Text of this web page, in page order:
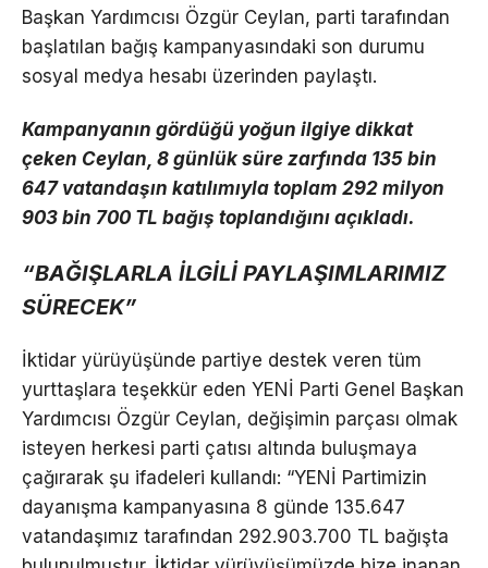
Başkan Yardımcısı Özgür Ceylan, parti tarafından
başlatılan bağış kampanyasındaki son durumu
sosyal medya hesabı üzerinden paylaştı.
Kampanyanın gördüğü yoğun ilgiye dikkat
çeken Ceylan, 8 günlük süre zarfında 135 bin
647 vatandaşın katılımıyla toplam 292 milyon
903 bin 700 TL bağış toplandığını açıkladı.
“BAĞIŞLARLA İLGİLİ PAYLAŞIMLARIMIZ
SÜRECEK”
İktidar yürüyüşünde partiye destek veren tüm
yurttaşlara teşekkür eden YENİ Parti Genel Başkan
Yardımcısı Özgür Ceylan, değişimin parçası olmak
isteyen herkesi parti çatısı altında buluşmaya
çağırarak şu ifadeleri kullandı: “YENİ Partimizin
dayanışma kampanyasına 8 günde 135.647
vatandaşımız tarafından 292.903.700 TL bağışta